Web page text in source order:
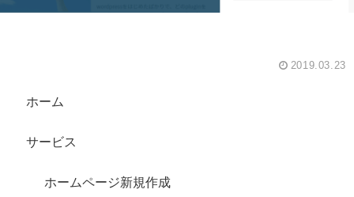
2019.03.23
ホーム
サービス
ホームページ新規作成